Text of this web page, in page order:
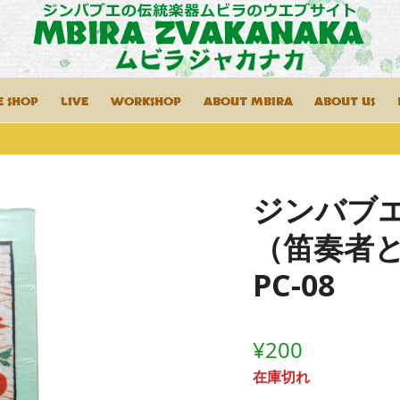
SHOP LIVE WORKSHOP ABOUT MBIRA ABOUT US
ジンバブ
（笛奏
PC-08
¥200
在庫切れ